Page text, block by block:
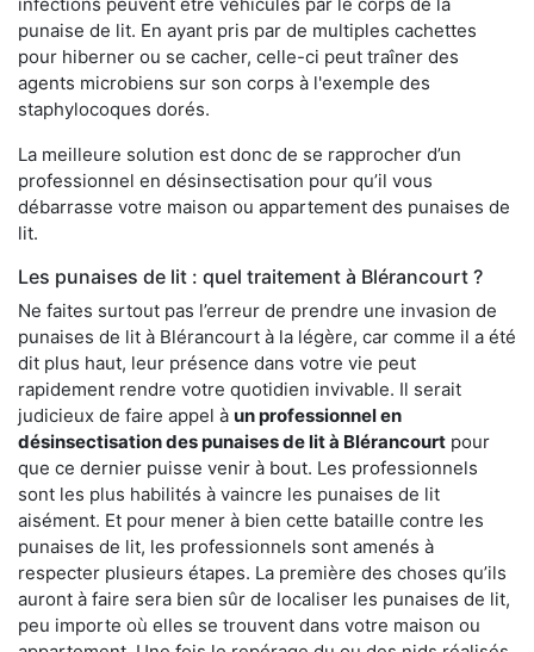
punaise de lit. En ayant pris par de multiples cachettes
pour hiberner ou se cacher, celle-ci peut traîner des
agents microbiens sur son corps à l'exemple des
staphylocoques dorés.
La meilleure solution est donc de se rapprocher d’un
professionnel en désinsectisation pour qu’il vous
débarrasse votre maison ou appartement des punaises de
lit.
Les punaises de lit : quel traitement à Blérancourt ?
Ne faites surtout pas l’erreur de prendre une invasion de
punaises de lit à Blérancourt à la légère, car comme il a été
dit plus haut, leur présence dans votre vie peut
rapidement rendre votre quotidien invivable. Il serait
judicieux de faire appel à un professionnel en
désinsectisation des punaises de lit à Blérancourt pour
que ce dernier puisse venir à bout. Les professionnels
sont les plus habilités à vaincre les punaises de lit
aisément. Et pour mener à bien cette bataille contre les
punaises de lit, les professionnels sont amenés à
respecter plusieurs étapes. La première des choses qu’ils
auront à faire sera bien sûr de localiser les punaises de lit,
peu importe où elles se trouvent dans votre maison ou